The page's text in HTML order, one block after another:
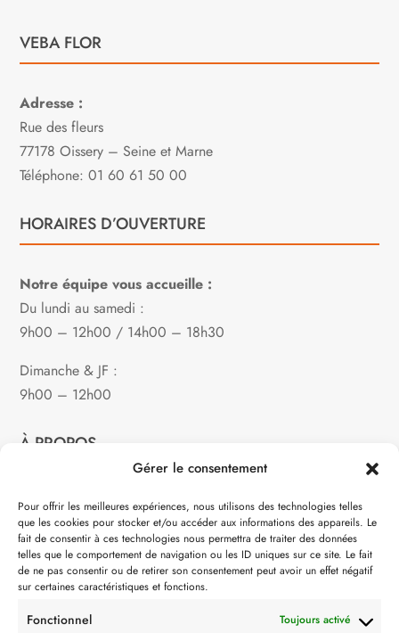
Gérer le consentement
Pour offrir les meilleures expériences, nous utilisons des technologies telles
que les cookies pour stocker et/ou accéder aux informations des appareils. Le
fait de consentir à ces technologies nous permettra de traiter des données
telles que le comportement de navigation ou les ID uniques sur ce site. Le fait
de ne pas consentir ou de retirer son consentement peut avoir un effet négatif
sur certaines caractéristiques et fonctions.
Fonctionnel Toujours activé
VEBA FLOR
Adresse :
Rue des fleurs
77178 Oissery – Seine et Marne
Téléphone: 01 60 61 50 00
HORAIRES D’OUVERTURE
Notre équipe vous accueille :
Du lundi au samedi :
9h00 – 12h00 / 14h00 – 18h30
Dimanche & JF :
9h00 – 12h00
À PROPOS
Notre philosophie
Contact
Partenaire de: